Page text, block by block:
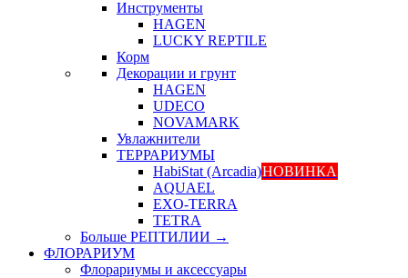
Инструменты
HAGEN
LUCKY REPTILE
Корм
Декорации и грунт
HAGEN
UDECO
NOVAMARK
Увлажнители
ТЕРРАРИУМЫ
HabiStat (Arcadia)НОВИНКА
AQUAEL
EXO-TERRA
TETRA
Больше РЕПТИЛИИ →
ФЛОРАРИУМ
Флорариумы и аксессуары